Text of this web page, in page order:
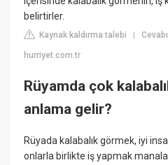
belirtirler.
Kaynak kaldırma talebi |
hurriyet.com.tr
Rüyamda çok
anlama gelir?
Rüyada kalabalık görmek, iyi
onlarla birlikte iş yapmak